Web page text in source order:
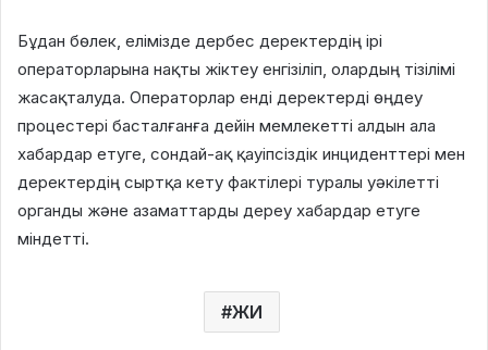
Бұдан бөлек, елімізде дербес деректердің ірі
операторларына нақты жіктеу енгізіліп, олардың тізілімі
жасақталуда. Операторлар енді деректерді өңдеу
процестері басталғанға дейін мемлекетті алдын ала
хабардар етуге, сондай-ақ қауіпсіздік инциденттері мен
деректердің сыртқа кету фактілері туралы уәкілетті
органды және азаматтарды дереу хабардар етуге
міндетті.
ЖИ